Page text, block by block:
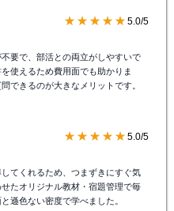
★★★★★ 5.0/5
要で、部活との両立がしやすいで
使えるため費用面でも助かりま
できるのが大きなメリットです。
★★★★★ 5.0/5
てくれるため、つまずきにすぐ気
たオリジナル教材・宿題管理で毎
遜色ない密度で学べました。